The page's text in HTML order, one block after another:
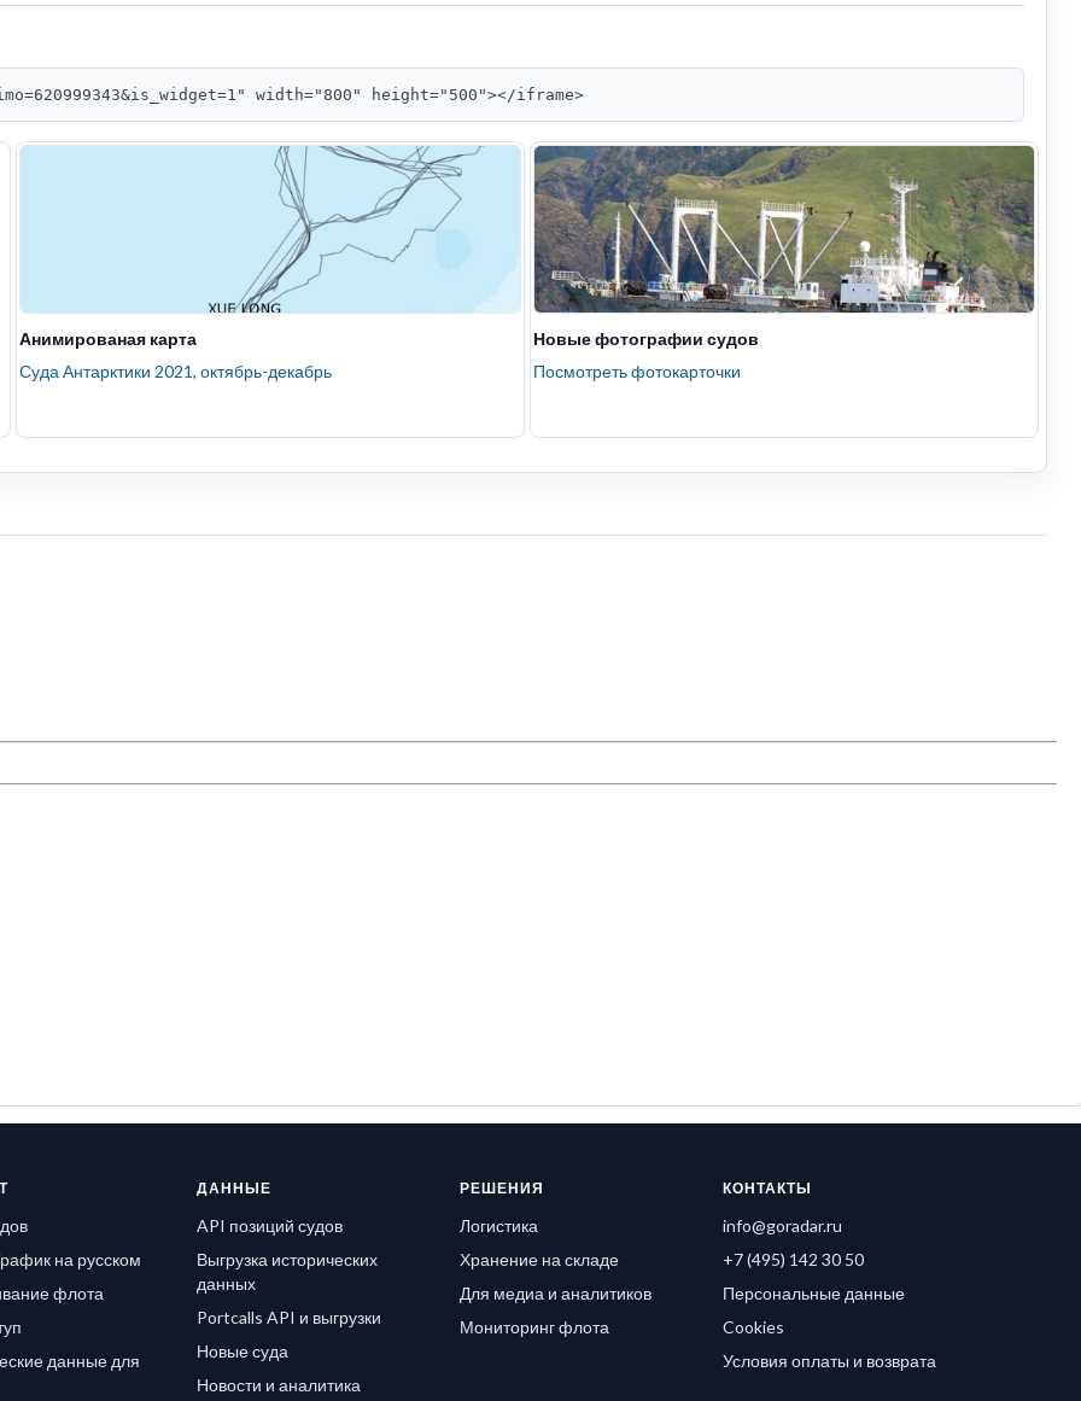
width="800" height="500"></iframe>
Анимированая карта
Суда Антарктики 2021, октябрь-декабрь
Новые фотографии судов
Посмотреть фотокарточки
на русском
флота
данные для
ДАННЫЕ
API позиций судов
Выгрузка исторических
данных
Portcalls API и выгрузки
Новые суда
Новости и аналитика
РЕШЕНИЯ
Логистика
Хранение на складе
Для медиа и аналитиков
Мониторинг флота
КОНТАКТЫ
info@goradar.ru
+7 (495) 142 30 50
Персональные данные
Cookies
Условия оплаты и возврата